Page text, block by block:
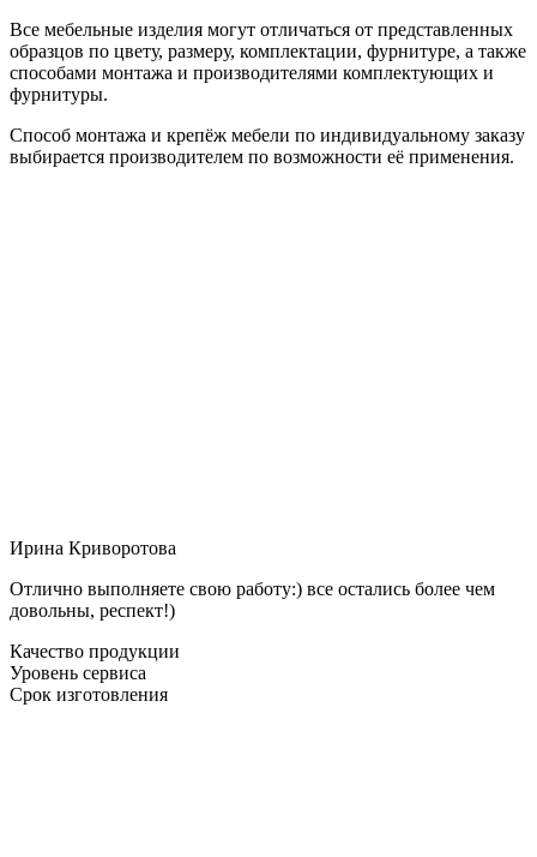
Все мебельные изделия могут отличаться от представленных
образцов по цвету, размеру, комплектации, фурнитуре, а также
способами монтажа и производителями комплектующих и
фурнитуры.
Способ монтажа и крепёж мебели по индивидуальному заказу
выбирается производителем по возможности её применения.
Ирина Криворотова
Отлично выполняете свою работу:) все остались более чем
довольны, респект!)
Качество продукции
Уровень сервиса
Срок изготовления